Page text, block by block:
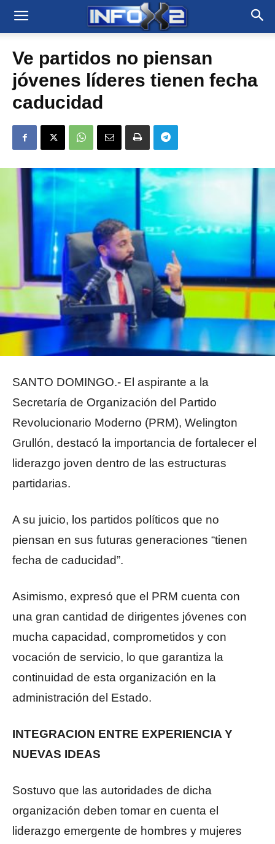
Ve partidos no piensan
jóvenes líderes tienen fecha
caducidad
SANTO DOMINGO.- El aspirante a la
Secretaría de Organización del Partido
Revolucionario Moderno (PRM), Welington
Grullón, destacó la importancia de fortalecer el
liderazgo joven dentro de las estructuras
partidarias.
A su juicio, los partidos políticos que no
piensan en sus futuras generaciones “tienen
fecha de caducidad”.
Asimismo, expresó que el PRM cuenta con
una gran cantidad de dirigentes jóvenes con
mucha capacidad, comprometidos y con
vocación de servicio, lo que garantiza la
continuidad de esta organización en la
administración del Estado.
INTEGRACION ENTRE EXPERIENCIA Y
NUEVAS IDEAS
Sostuvo que las autoridades de dicha
organización deben tomar en cuenta el
liderazgo emergente de hombres y mujeres